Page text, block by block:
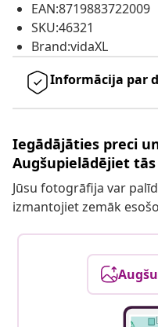
EAN:8719883722009
SKU:46321
Brand:vidaXL
Informācija par
Iegādājāties preci
Augšupielādējiet
Jūsu fotogrāfija var
izmantojiet zemāk